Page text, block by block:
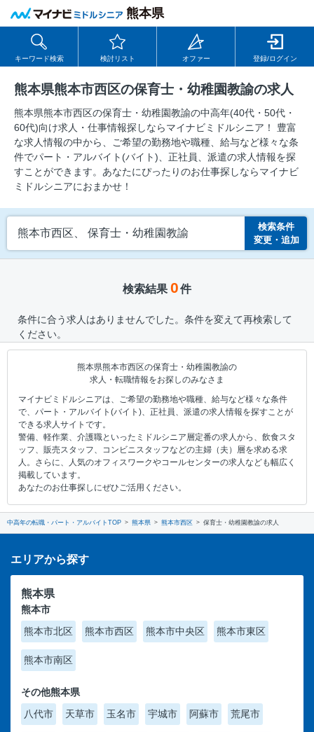
熊本県
キーワード検索 検討リスト オファー 登録/ログイン
熊本県熊本市西区の保育士・幼稚園教諭の求人
熊本県熊本市西区の保育士・幼稚園教諭の中⾼年(40代・50代・
60代)向け求⼈・仕事情報探しならマイナビミドルシニア！ 豊富
な求人情報の中から、ご希望の勤務地や職種、給与など様々な条
件でパート・アルバイト(バイト)、正社員、派遣の求人情報を探
すことができます。あなたにぴったりのお仕事探しならマイナビ
ミドルシニアにおまかせ！
熊本市西区、 保育士・幼稚園教諭
検索条件
変更・追加
検索結果 0件
条件に合う求人はありませんでした。条件を変えて再検索して
ください。
熊本県熊本市西区の保育士・幼稚園教諭の
求人・転職情報をお探しのみなさま
マイナビミドルシニアは、ご希望の勤務地や職種、給与など様々な条件
で、パート・アルバイト(バイト)、正社員、派遣の求人情報を探すことが
できる求人サイトです。
警備、軽作業、介護職といったミドルシニア層定番の求人から、飲食スタ
ッフ、販売スタッフ、コンビニスタッフなどの主婦（夫）層を求める求
人。さらに、人気のオフィスワークやコールセンターの求人なども幅広く
掲載しています。
あなたのお仕事探しにぜひご活用ください。
中高年の転職・パート・アルバイトTOP 熊本県 熊本市西区 保育士・幼稚園教諭の求人
エリアから探す
熊本県
熊本市
熊本市北区
熊本市西区 熊本市中央区 熊本市東区
熊本市南区
その他熊本県
八代市
天草市 玉名市 宇城市 阿蘇市 荒尾市